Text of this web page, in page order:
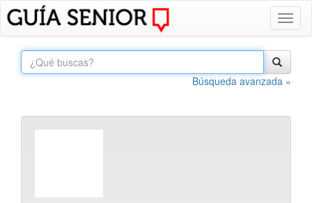
Búsqueda avanzada »